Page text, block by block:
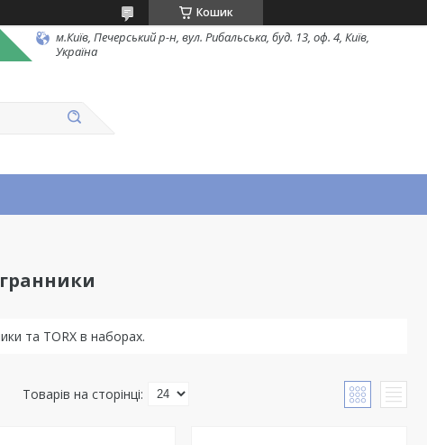
Кошик
м.Київ, Печерський р-н, вул. Рибальська, буд. 13, оф. 4, Київ,
Україна
та TORX в наборах.